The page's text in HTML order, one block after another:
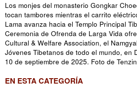
Los monjes del monasterio Gongkar
tocan tambores mientras el carrito
Lama avanza hacia el Templo Principal
Ceremonia de Ofrenda de Larga Vida
Cultural & Welfare Association, el
Jóvenes Tibetanos de todo el mundo, en
10 de septiembre de 2025. Foto de
EN ESTA CATEGORÍA